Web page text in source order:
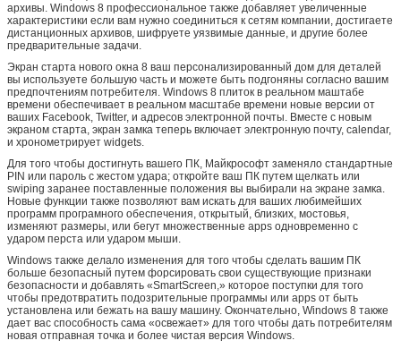
архивы. Windows 8 профессиональное также добавляет увеличенные
характеристики если вам нужно соединиться к сетям компании, достигаете
дистанционных архивов, шифруете уязвимые данные, и другие более
предварительные задачи.
Экран старта нового окна 8 ваш персонализированный дом для деталей
вы используете большую часть и можете быть подгоняны согласно вашим
предпочтениям потребителя. Windows 8 плиток в реальном маштабе
времени обеспечивает в реальном масштабе времени новые версии от
ваших Facebook, Twitter, и адресов электронной почты. Вместе с новым
экраном старта, экран замка теперь включает электронную почту, calendar,
и хронометрирует widgets.
Для того чтобы достигнуть вашего ПК, Майкрософт заменяло стандартные
PIN или пароль с жестом удара; откройте ваш ПК путем щелкать или
swiping заранее поставленные положения вы выбирали на экране замка.
Новые функции также позволяют вам искать для ваших любимейших
программ програмного обеспечения, открытый, близких, мостовья,
изменяют размеры, или бегут множественные apps одновременно с
ударом перста или ударом мыши.
Windows также делало изменения для того чтобы сделать вашим ПК
больше безопасный путем форсировать свои существующие признаки
безопасности и добавлять «SmartScreen,» которое поступки для того
чтобы предотвратить подозрительные программы или apps от быть
установлена или бежать на вашу машину. Окончательно, Windows 8 также
дает вас способность сама «освежает» для того чтобы дать потребителям
новая отправная точка и более чистая версия Windows.